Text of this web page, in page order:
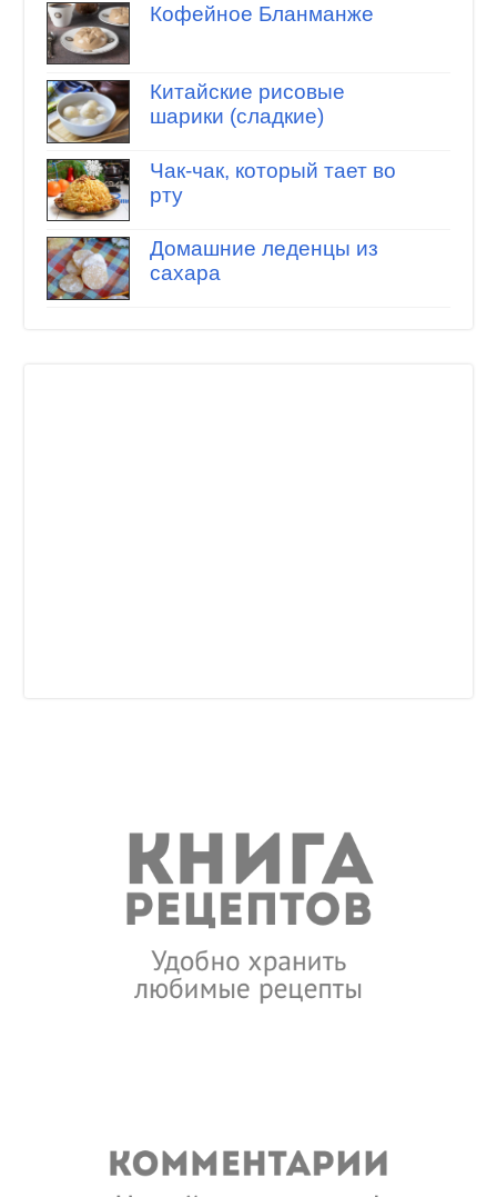
Кофейное Бланманже
Китайские рисовые
шарики (сладкие)
Чак-чак, который тает во
рту
Домашние леденцы из
сахара